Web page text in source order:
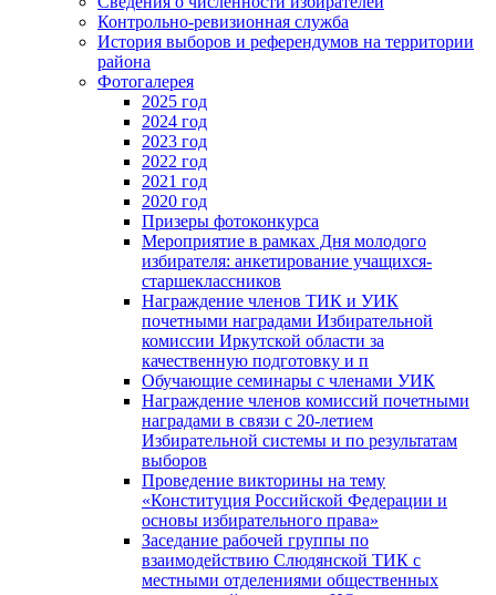
Контрольно-ревизионная служба
История выборов и референдумов на территории
района
Фотогалерея
2025 год
2024 год
2023 год
2022 год
2021 год
2020 год
Призеры фотоконкурса
Мероприятие в рамках Дня молодого
избирателя: анкетирование учащихся-
старшеклассников
Награждение членов ТИК и УИК
почетными наградами Избирательной
комиссии Иркутской области за
качественную подготовку и п
Обучающие семинары с членами УИК
Награждение членов комиссий почетными
наградами в связи с 20-летием
Избирательной системы и по результатам
выборов
Проведение викторины на тему
«Конституция Российской Федерации и
основы избирательного права»
Заседание рабочей группы по
взаимодействию Слюдянской ТИК с
местными отделениями общественных